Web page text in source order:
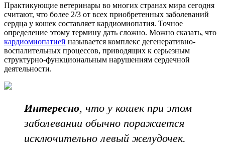
Практикующие ветеринары во многих странах мира сегодня
считают, что более 2/3 от всех приобретенных заболеваний
сердца у кошек составляет кардиомиопатия. Точное
определение этому термину дать сложно. Можно сказать, что
кардиомиопатией называется комплекс дегенеративно-
воспалительных процессов, приводящих к серьезным
структурно-функциональным нарушениям сердечной
деятельности.
Интересно, что у кошек при этом
заболевании обычно поражается
исключительно левый желудочек.